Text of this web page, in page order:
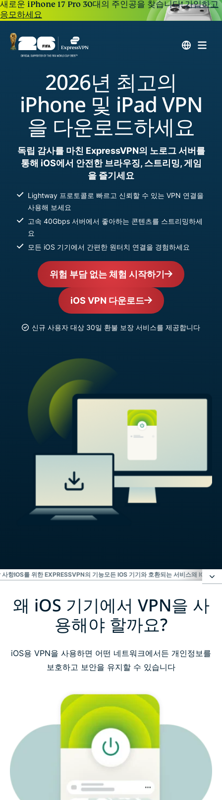
새로운 iPhone 17 Pro 30대의 주인공을 찾습니다!가입하고
응모하세요
2026년 최고의
iPhone 및 iPad VPN
을 다운로드하세요
독립 감사를 마친 ExpressVPN의 노로그 서버를
통해 iOS에서 안전한 브라우징, 스트리밍, 게임
을 즐기세요
Lightway 프로토콜로 빠르고 신뢰할 수 있는 VPN 연결을
사용해 보세요
고속 40Gbps 서버에서 좋아하는 콘텐츠를 스트리밍하세
요
모든 iOS 기기에서 간편한 원터치 연결을 경험하세요
위험 부담 없는 체험 시작하기
iOS VPN 다운로드
신규 사용자 대상 30일 환불 보장 서비스를 제공합니다
사항IOS를 위한 EXPRESSVPN의 기능모든 IOS 기기와 호환되는 서비스왜 IOS
왜 iOS 기기에서 VPN을 사용해야 할까요?
iPhone 또는 iPad에 ExpressVPN 설정하는 방법
iOS 기기에 ExpressVPN 다운로드하는 방법 영상
iOS VPN 선택 시 고려해야 할 사항
iOS를 위한 ExpressVPN의 기능
모든 iOS 기기와 호환되는 서비스
왜 iOS VPN으로 ExpressVPN을 선택해야 할까요?
왜 iOS 기기에서 VPN을 사
용해야 할까요?
iOS용 VPN을 사용하면 어떤 네트워크에서든 개인정보를
보호하고 보안을 유지할 수 있습니다